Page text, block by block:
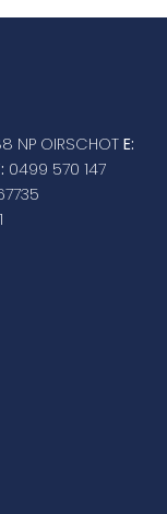
NP OIRSCHOT E:
0499 570 147